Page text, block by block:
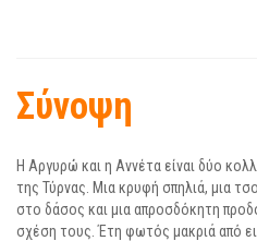
Σύνοψη
Η Αργυρώ και η Αννέτα είναι δύο
της Τύρνας. Μια κρυφή σπηλιά, μια
στο δάσος και μια απροσδόκητη
σχέση τους. Έτη φωτός μακριά από